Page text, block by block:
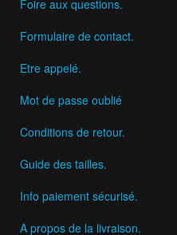
Foire aux questions.
Formulaire de contact.
Etre appelé.
Mot de passe oublié
Conditions de retour.
Guide des tailles.
Info paiement sécurisé.
A propos de la livraison.